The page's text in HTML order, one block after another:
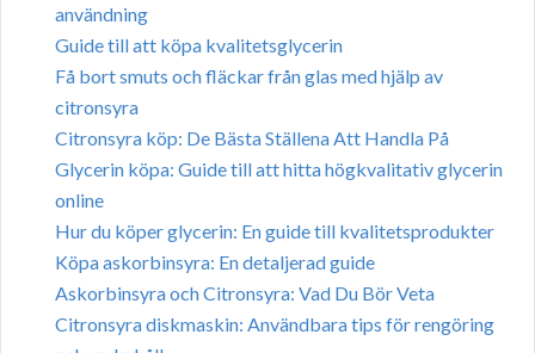
användning
Guide till att köpa kvalitetsglycerin
Få bort smuts och fläckar från glas med hjälp av
citronsyra
Citronsyra köp: De Bästa Ställena Att Handla På
Glycerin köpa: Guide till att hitta högkvalitativ glycerin
online
Hur du köper glycerin: En guide till kvalitetsprodukter
Köpa askorbinsyra: En detaljerad guide
Askorbinsyra och Citronsyra: Vad Du Bör Veta
Citronsyra diskmaskin: Användbara tips för rengöring